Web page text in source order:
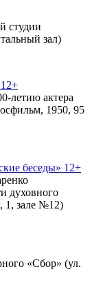
студии
зал)
летию актера
1950, 95
беседы» 12+
духовного
1, зале №12)
«Сбор» (ул.